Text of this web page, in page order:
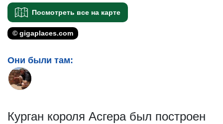
Посмотреть все на карте
© gigaplaces.com
Они были там:
Курган короля Асгера был построен